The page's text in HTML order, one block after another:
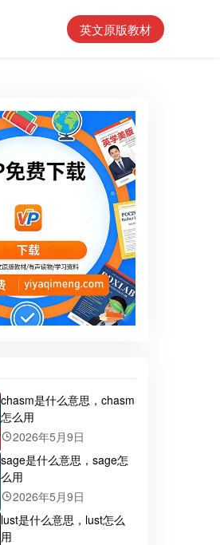
英文原版教材
chasm是什么意思，chasm
怎么用
2026年5月9日
sage是什么意思，sage怎
么用
2026年5月9日
lust是什么意思，lust怎么
用